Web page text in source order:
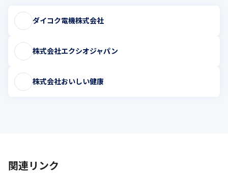
ダイコク電機株式会社
株式会社エクシオジャパン
株式会社おいしい健康
関連リンク